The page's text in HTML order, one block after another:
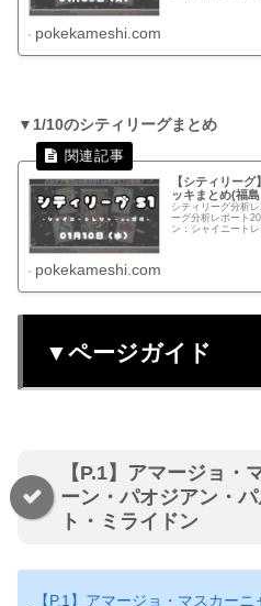
pokekameshi.com
▼1/10のシティリーグまとめ
【シティリー
ッキまとめ(福
シティリーグ分析
ーグ分析レポート
ン：シャイニート
pokekameshi.com
▼ページガイド
【P.1】アマージョ・
ーン・パオジアン・
ト・ミライドン
【P.1】アマージョ・マスカー